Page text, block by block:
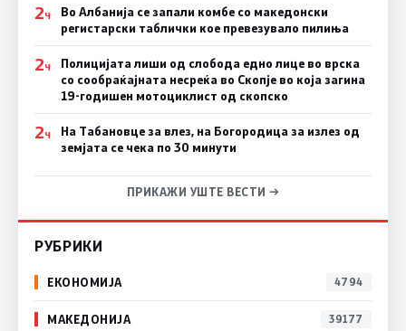
2Ч
Во Албанија се запали комбе со македонски
регистарски таблички кое превезувало пилиња
2Ч
Полицијата лиши од слобода едно лице во врска
со сообраќајната несреќа во Скопје во која загина
19-годишен мотоциклист од скопско
2Ч
На Табановце за влез, на Богородица за излез од
земјата се чека по 30 минути
ПРИКАЖИ УШТЕ ВЕСТИ →
РУБРИКИ
ЕКОНОМИЈА 4794
МАКЕДОНИЈА 39177